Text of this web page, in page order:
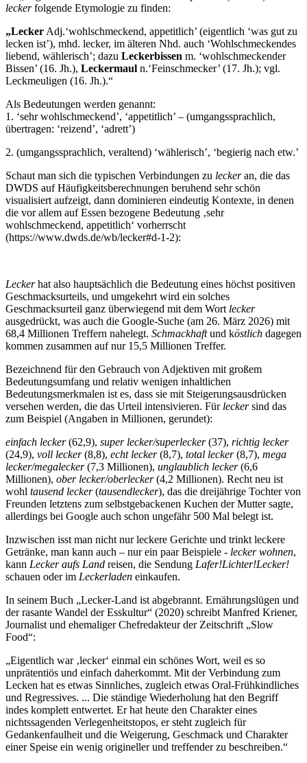
leckerfolgende Etymologie zu finden:
„Lecker Adj.‘wohlschmeckend, appetitlich’ (eigentlich ‘was gut zu
lecken ist’), mhd. lecker, im älteren Nhd. auch ‘Wohlschmeckendes
liebend, wählerisch’; dazu Leckerbissen m. ‘wohlschmeckender
Bissen’ (16. Jh.), Leckermaul n.‘Feinschmecker’ (17. Jh.); vgl.
Leckmeuligen (16. Jh.).“
Als Bedeutungen werden genannt:
1. ‘sehr wohlschmeckend’, ‘appetitlich’ – (umgangssprachlich,
übertragen: ‘reizend’, ‘adrett’)
2. (umgangssprachlich, veraltend) ‘wählerisch’, ‘begierig nach etw.’
Schaut man sich die typischen Verbindungen zu leckeran, die das
DWDS auf Häufigkeitsberechnungen beruhend sehr schön
visualisiert aufzeigt, dann dominieren eindeutig Kontexte, in denen
die vor allem auf Essen bezogene Bedeutung ‚sehr
wohlschmeckend, appetitlich‘ vorherrscht
(https://www.dwds.de/wb/lecker#d-1-2):
Leckerhat also hauptsächlich die Bedeutung eines höchst positiven
Geschmacksurteils, und umgekehrt wird ein solches
Geschmacksurteil ganz überwiegend mit dem Wort lecker
ausgedrückt, was auch die Google-Suche (am 26. März 2026) mit
68,4 Millionen Treffern nahelegt. Schmackhaftund köstlich dagegen
kommen zusammen auf nur 15,5 Millionen Treffer.
Bezeichnend für den Gebrauch von Adjektiven mit großem
Bedeutungsumfang und relativ wenigen inhaltlichen
Bedeutungsmerkmalen ist es, dass sie mit Steigerungsausdrücken
versehen werden, die das Urteil intensivieren. Für leckersind das
zum Beispiel (Angaben in Millionen, gerundet):
einfach lecker(62,9), super lecker/superlecker(37), richtig lecker
(24,9), voll lecker(8,8), echt lecker(8,7), total lecker(8,7), mega
lecker/megalecker(7,3 Millionen), unglaublich lecker(6,6
Millionen), ober lecker/oberlecker(4,2 Millionen). Recht neu ist
wohl tausend lecker(tausendlecker), das die dreijährige Tochter von
Freunden letztens zum selbstgebackenen Kuchen der Mutter sagte,
allerdings bei Google auch schon ungefähr 500 Mal belegt ist.
Inzwischen isst man nicht nur leckere Gerichte und trinkt leckere
Getränke, man kann auch – nur ein paar Beispiele - lecker wohnen,
kann Lecker aufs Land reisen, die Sendung Lafer!Lichter!Lecker!
schauen oder im Leckerladen einkaufen.
In seinem Buch „Lecker-Land ist abgebrannt. Ernährungslügen und
der rasante Wandel der Esskultur“ (2020) schreibt Manfred Kriener,
Journalist und ehemaliger Chefredakteur der Zeitschrift „Slow
Food“:
„Eigentlich war ‚lecker‘ einmal ein schönes Wort, weil es so
unprätentiös und einfach daherkommt. Mit der Verbindung zum
Lecken hat es etwas Sinnliches, zugleich etwas Oral-Frühkindliches
und Regressives. ... Die ständige Wiederholung hat den Begriff
indes komplett entwertet. Er hat heute den Charakter eines
nichtssagenden Verlegenheitstopos, er steht zugleich für
Gedankenfaulheit und die Weigerung, Geschmack und Charakter
einer Speise ein wenig origineller und treffender zu beschreiben.“